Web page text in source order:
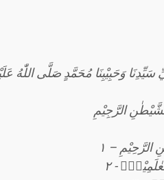
الرَّجِيْمِ
الرَّحِيْمِ – ١
- ٢